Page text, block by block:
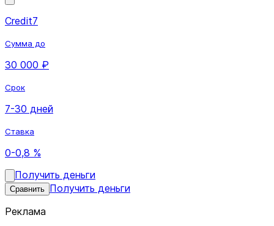
Credit7
Сумма до
30 000 ₽
Срок
7-30 дней
Ставка
0-0,8 %
Получить деньги
Сравнить Получить деньги
Реклама